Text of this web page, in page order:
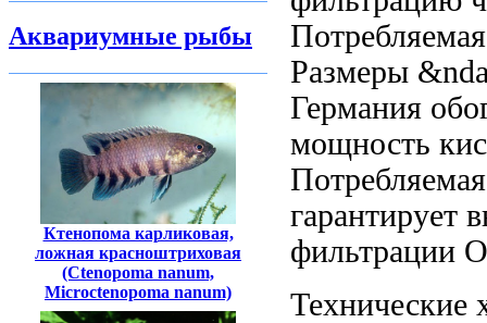
Аквариумные рыбы
Ктенопома карликовая,
ложная красноштриховая
(Ctenopoma nanum,
Microctenopoma nanum)
Размеры
Германия
мощность
Потребляемая
гарантирует
фильтрации
Технические